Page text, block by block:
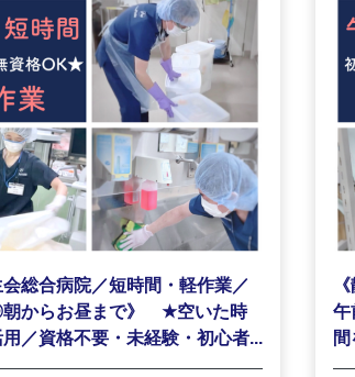
会総合病院／短時間・軽作業／
からお昼まで》 ★空いた時
／資格不要・未経験・初心者...
午